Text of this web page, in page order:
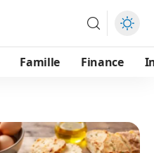
Famille Finance